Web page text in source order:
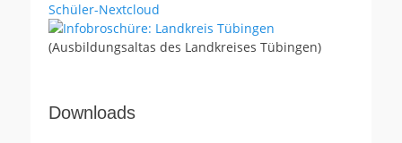
Schüler-Nextcloud
(Ausbildungsaltas des Landkreises Tübingen)
Downloads